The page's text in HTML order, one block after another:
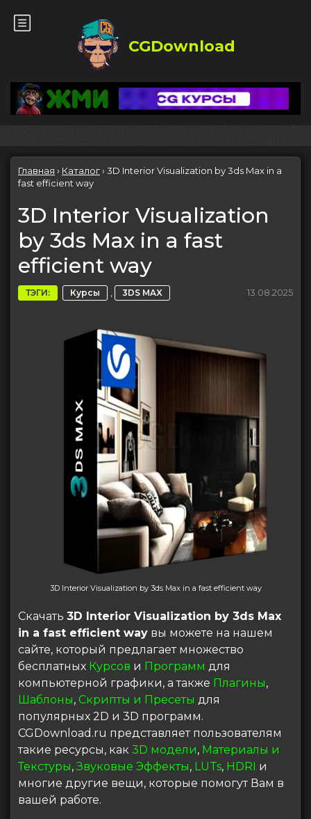
CGDownload
Главная › Каталог› 3D Interior Visualization by 3ds Max in a
fast efficient way
3D Interior Visualization
by 3ds Max in a fast
efficient way
ТЭГИ: Курсы , 3DS MAX 13.08.2025
3D Interior Visualization by 3ds Max in a fast efficient way
Скачать 3D Interior Visualization by 3ds Max
in a fast efficient way вы можете на нашем
сайте, который предлагает множество
бесплатных Курсов и Программ для
компьютерной графики, а также Плагины,
Шаблоны, Скрипты и Пресеты для
популярных 2D и 3D программ.
CGDownload.ru представляет пользователям
такие ресурсы, как 3D модели, Материалы и
Текстуры,Звуковые Эффекты, LUTs, HDRI и
многие другие вещи, которые помогут Вам в
вашей работе.